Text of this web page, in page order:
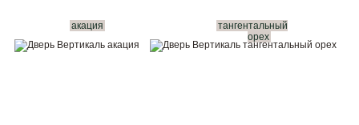
акация
тангентальный
орех